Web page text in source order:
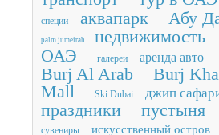
специи аквапарк Абу
palm jumeirah недвижимость
ОАЭ
галереи аренда авто
Burj Al Arab Burj
Mall
Ski Dubai джип
праздники пустыня
сувениры искусственный остров